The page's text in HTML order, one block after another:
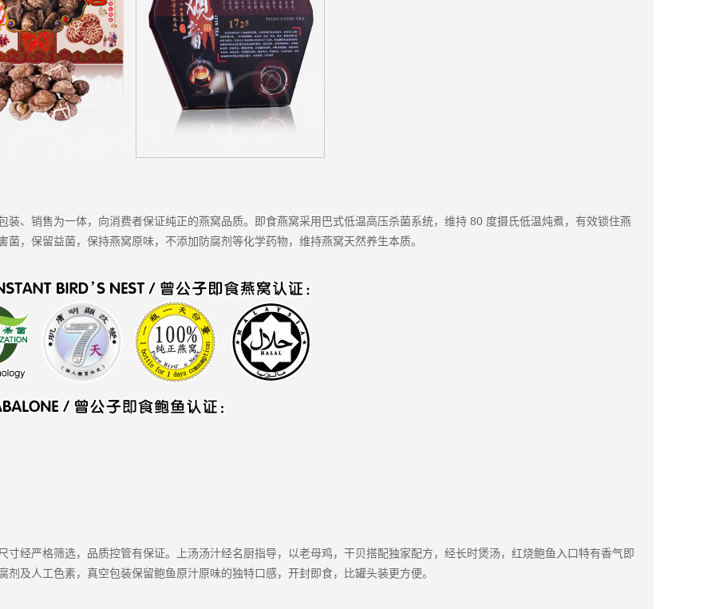
、销售为一体，向消费者保证纯正的燕窝品质。即食燕窝采用巴式低温高压杀菌系统，维持 80 度摄氏低温炖煮，有效锁住燕
，保留益菌，保持燕窝原味，不添加防腐剂等化学药物，维持燕窝天然养生本质。
经严格筛选，品质控管有保证。上汤汤汁经名厨指导，以老母鸡，干贝搭配独家配方，经长时煲汤，红烧鲍鱼入口特有香气即
及人工色素，真空包装保留鲍鱼原汁原味的独特口感，开封即食，比罐头装更方便。